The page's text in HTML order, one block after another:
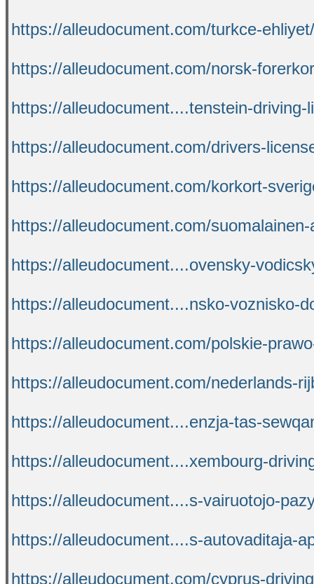
https://alleudocument.com/turkce-ehliyet/
https://alleudocument.com/norsk-
https://alleudocument....tenstein-driving-
https://alleudocument.com/drivers-
https://alleudocument.com/korkort-
https://alleudocument.com/
https://alleudocument....ovensky-
https://alleudocument....nsko-voznisko-
https://alleudocument.com/polskie-
https://alleudocument.com/nederlands-
https://alleudocument....enzja-tas-
https://alleudocument....xembourg-
https://alleudocument....s-vairuotojo-
https://alleudocument....s-autovaditaja-
https://alleudocument.com/cyprus-